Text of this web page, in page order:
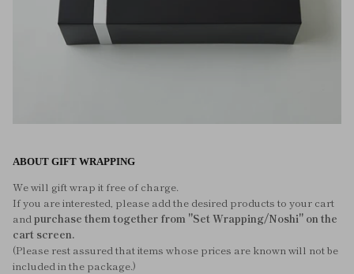
ABOUT GIFT WRAPPING
We will gift wrap it free of charge.
If you are interested, please add the desired products to your cart
and purchase them together from "Set Wrapping/Noshi" on the
cart screen.
(Please rest assured that items whose prices are known will not be
included in the package.)